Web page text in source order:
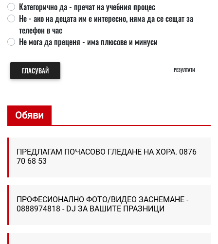
Категорично да - пречат на учебния процес
Не - ако на децата им е интересно, няма да се сещат за
телефон в час
Не мога да преценя - има плюсове и минуси
ГЛАСУВАЙ РЕЗУЛТАТИ
Обяви
ПРЕДЛАГАМ ПОЧАСОВО ГЛЕДАНЕ НА ХОРА. 0876
70 68 53
ПРОФЕСИОНАЛНО ФОТО/ВИДЕО ЗАСНЕМАНЕ -
0888974818 - DJ ЗА ВАШИТЕ ПРАЗНИЦИ